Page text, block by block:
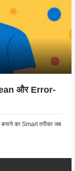
और Error-
का Smart तरीका जब